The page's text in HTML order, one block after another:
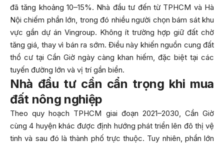
đã tăng khoảng 10–15%. Nhà đầu tư đến từ TPHCM và Hà
Nội chiếm phần lớn, trong đó nhiều người chọn bám sát khu
vực gần dự án Vingroup. Không ít trường hợp giữ đất chờ
tăng giá, thay vì bán ra sớm. Điều này khiến nguồn cung đất
thổ cư tại Cần Giờ ngày càng khan hiếm, đặc biệt tại các
tuyến đường lớn và vị trí gần biển.
Nhà đầu tư cần cẩn trọng khi mua
đất nông nghiệp
Theo quy hoạch TPHCM giai đoạn 2021–2030, Cần Giờ
cùng 4 huyện khác được định hướng phát triển lên đô thị vệ
tinh và sau đó là thành phố trực thuộc. Tuy nhiên, phần lớn